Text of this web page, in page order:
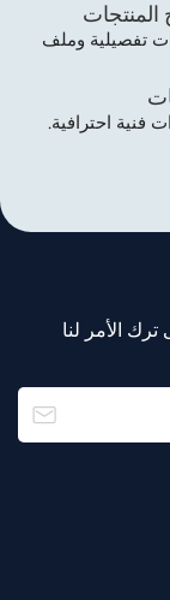
المنتجات
تفصيلية وملف
فنية احترافية.
الأمر لنا